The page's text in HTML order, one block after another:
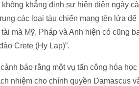
khẳng định sự hiện diện ngày
các loại tàu chiến mang tên lửa
mà Mỹ, Pháp và Anh hiện có cũng
Crete (Hy Lạp)”.
báo rằng một vụ tấn công hóa
nhiệm cho chính quyền Damascus